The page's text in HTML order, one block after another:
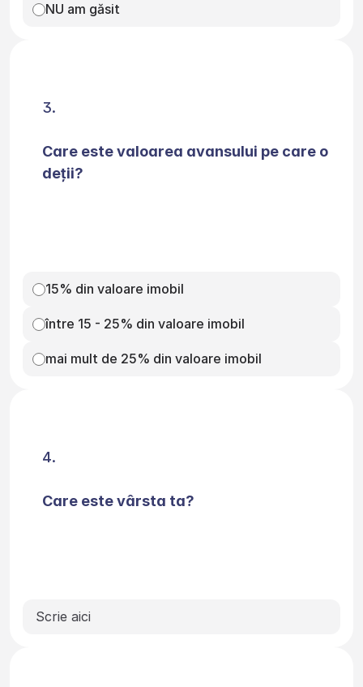
NU am găsit
Care este valoarea avansului pe care o
deții?
15% din valoare imobil
între 15 - 25% din valoare imobil
mai mult de 25% din valoare imobil
Care este vârsta ta?